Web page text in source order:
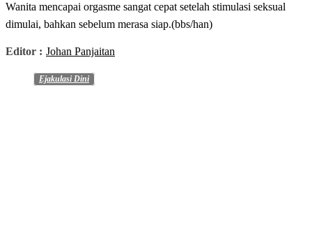
Wanita mencapai orgasme sangat cepat setelah stimulasi seksual
dimulai, bahkan sebelum merasa siap.(bbs/han)
Editor : Johan Panjaitan
Ejakulasi Dini